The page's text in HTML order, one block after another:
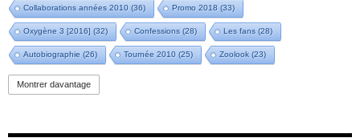
Collaborations années 2010 (36) Promo 2018 (33)
Oxygène 3 [2016] (32) Confessions (28) Les fans (28)
Autobiographie (26) Tournée 2010 (25) Zoolook (23)
Promo 2019(23)
Montrer davantage